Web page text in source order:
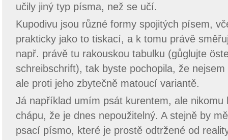
učily jiný typ písma, než se učí.
Kupodivu jsou různé formy spojitých písem,
prakticky jako to tiskací, a k tomu právě
např. právě tu rakouskou tabulku (gůglujte
schreibschrift), tak byste pochopila, že
ale proti jeho zbytečně matoucí variantě.
Já například umím psát kurentem, ale nikomu
chápu, že je dnes nepoužitelný. A stejně by
psací písmo, které je prostě odtržené od